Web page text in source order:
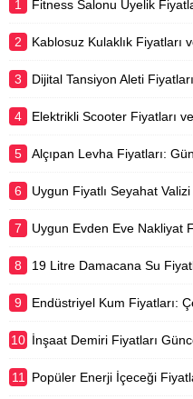
1 Fitness Salonu Üyelik
2 Kablosuz Kulaklık Fiyatları
3 Dijital Tansiyon Aleti
4 Elektrikli Scooter Fiyatları
5 Alçıpan Levha Fiyatları:
6 Uygun Fiyatlı Seyahat
7 Uygun Evden Eve Nakliyat
8 19 Litre Damacana Su
9 Endüstriyel Kum Fiyatları:
10 İnşaat Demiri Fiyatları
11 Popüler Enerji İçeceği